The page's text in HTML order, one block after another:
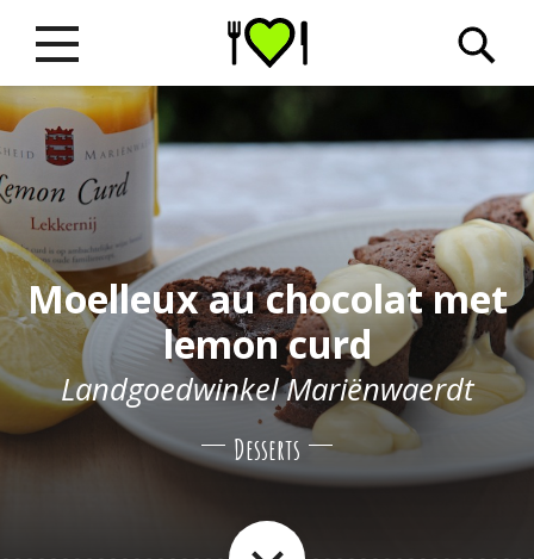
Moelleux au chocolat met
lemon curd
Landgoedwinkel Mariënwaerdt
Desserts